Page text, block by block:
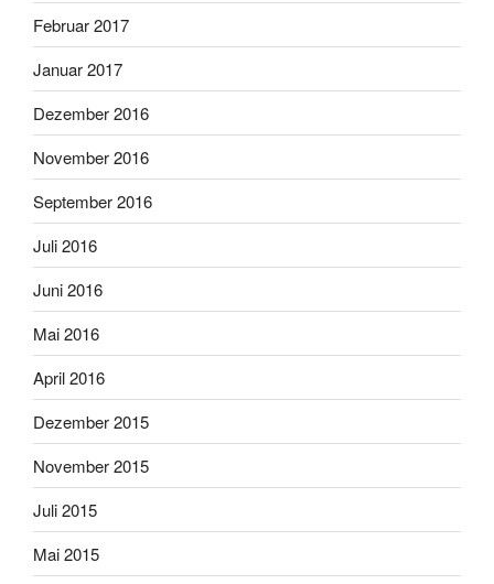
Februar 2017
Januar 2017
Dezember 2016
November 2016
September 2016
Juli 2016
Juni 2016
Mai 2016
April 2016
Dezember 2015
November 2015
Juli 2015
Mai 2015